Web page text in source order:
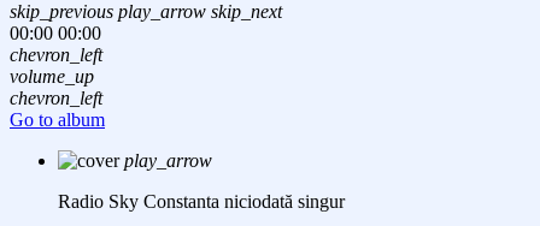
skip_previous play_arrow skip_next
00:00 00:00
chevron_left
volume_up
chevron_left
Go to album
play_arrow
Radio Sky Constanta niciodată singur